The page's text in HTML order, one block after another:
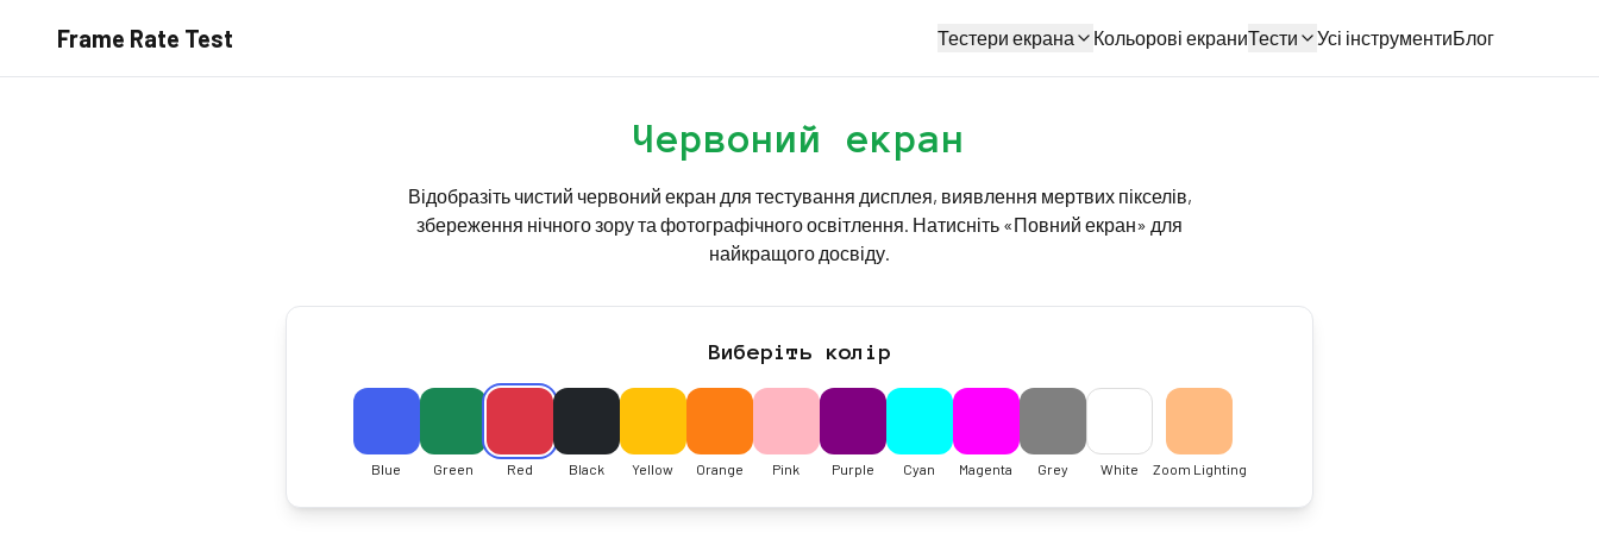
Frame Rate Test Тестери екрана Кольорові екраниТести Усі інструментиБлог
Червоний екран
Відобразіть чистий червоний екран для тестування дисплея, виявлення мертвих пікселів,
збереження нічного зору та фотографічного освітлення. Натисніть «Повний екран» для
найкращого досвіду.
Виберіть колір
Blue Green Red Black Yellow Orange Pink Purple Cyan Magenta Grey White Zoom Lighting